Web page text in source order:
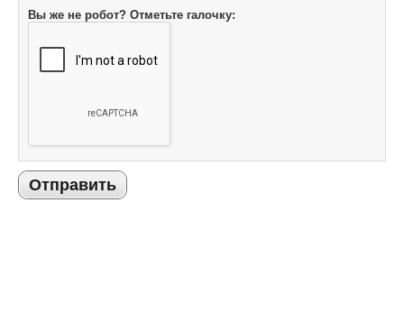
Вы же не робот? Отметьте галочку:
Отправить